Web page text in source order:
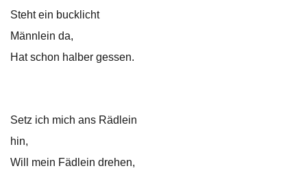
Steht ein bucklicht
Männlein da,
Hat schon halber gessen.
Setz ich mich ans Rädlein
hin,
Will mein Fädlein drehen,